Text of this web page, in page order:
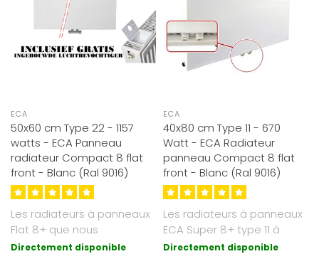
ECA
50x60 cm Type 22 - 1157
watts - ECA Panneau
radiateur Compact 8 flat
front - Blanc (Ral 9016)
Les radiateurs à panneaux
Flat 8+ que nous
proposons sont d'un blanc
Directement disponible
ECA
40x80 cm Type 11 - 670
Watt - ECA Radiateur
panneau Compact 8 flat
front - Blanc (Ral 9016)
Les radiateurs à panneaux
ECA Super 8+ type 11 à
façade plate que nous
Directement disponible